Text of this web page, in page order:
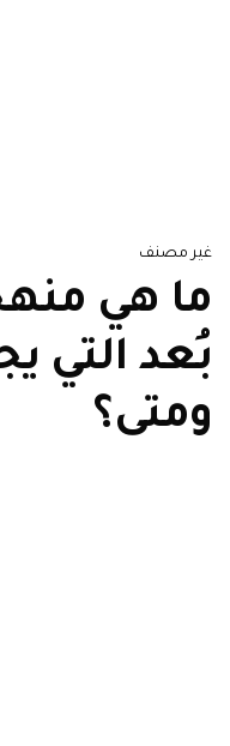
غير مصنف
ما هي
بُعد التي
ومتى؟